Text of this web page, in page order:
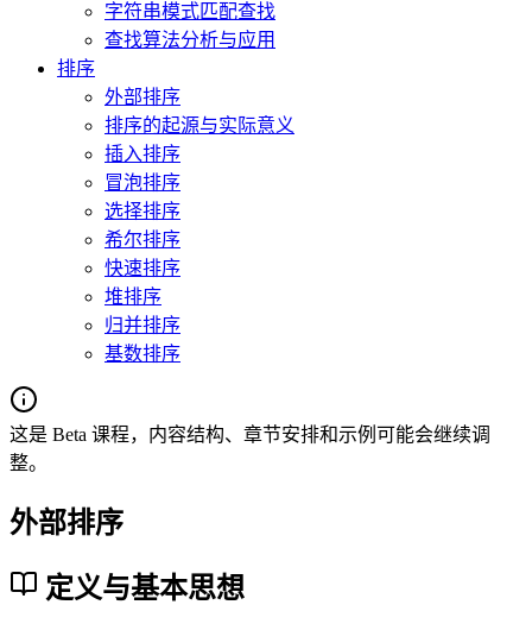
字符串模式匹配查找
查找算法分析与应用
排序
外部排序
排序的起源与实际意义
插入排序
冒泡排序
选择排序
希尔排序
快速排序
堆排序
归并排序
基数排序
这是 Beta 课程，内容结构、章节安排和示例可能会继续调
整。
外部排序
定义与基本思想